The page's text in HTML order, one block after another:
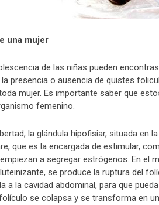
una mujer
de las niñas pueden
presencia o ausencia de quistes
mujer. Es importante saber que
femenino.
la glándula hipofisiar, situada en
que es la encargada de estimular,
a segregar estrógenos. En el
se produce la ruptura del
a la cavidad abdominal, para que
se colapsa y se transforma en